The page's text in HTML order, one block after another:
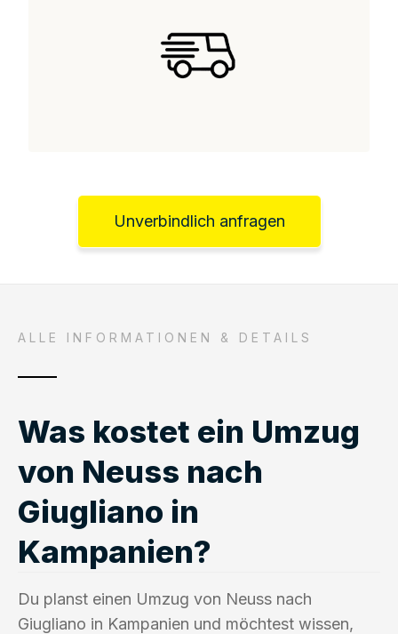
Unverbindlich anfragen
ALLE INFORMATIONEN & DETAILS
Was kostet ein Umzug
von Neuss nach
Giugliano in
Kampanien?
Du planst einen Umzug von Neuss nach
Giugliano in Kampanien und möchtest wissen,